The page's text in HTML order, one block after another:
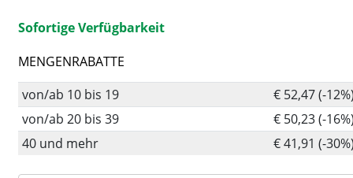
Sofortige Verfügbarkeit
MENGENRABATTE
von/ab 10 bis 19
€ 52,47 (-
von/ab 20 bis 39
€ 50,23 (-
40 und mehr
€ 41,91 (-